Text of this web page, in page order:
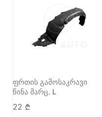
ფრთის გამოსაკრავი
წინა მარც. L
22 ₾